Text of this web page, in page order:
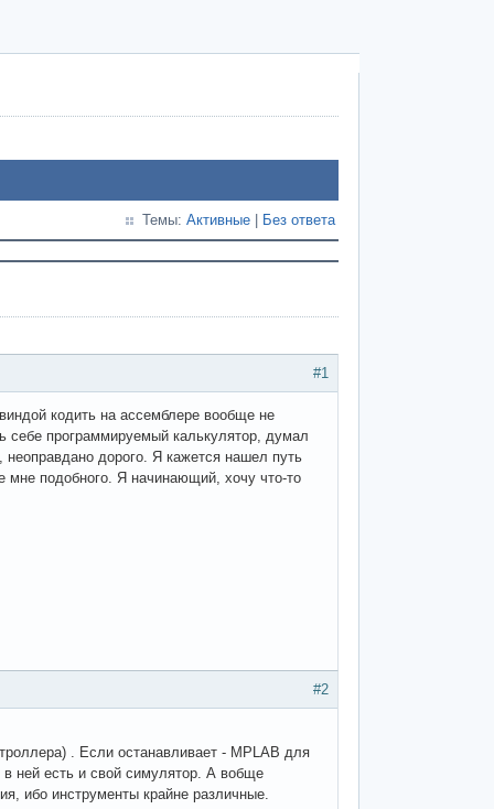
Темы: Активные Без ответа
#1
кодить на ассемблере вообще не
себе программируемый калькулятор, думал
неоправдано дорого. Я кажется нашел путь
мне подобного. Я начинающий, хочу что-то
#2
. Если останавливает - MPLAB для
ней есть и свой симулятор. А вобще
ибо инструменты крайне различные.